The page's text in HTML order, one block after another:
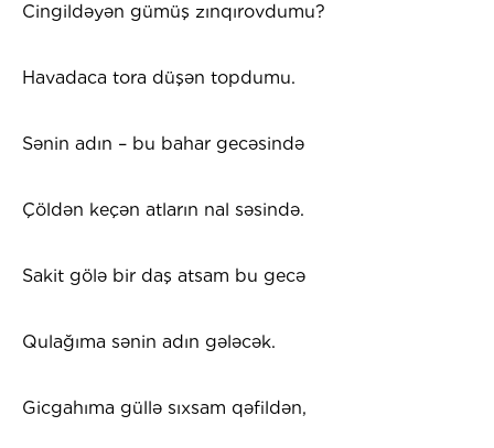
Cingildəyən gümüş zınqırovdumu?
Havadaca tora düşən topdumu.
Sənin adın – bu bahar gecəsində
Çöldən keçən atların nal səsində.
Sakit gölə bir daş atsam bu gecə
Qulağıma sənin adın gələcək.
Gicgahıma güllə sıxsam qəfildən,